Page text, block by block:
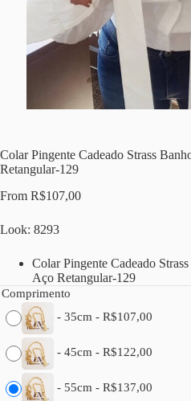
Colar Pingente Cadeado Strass
Retangular-129
From R$107,00
Look: 8293
Colar Pingente Cadeado
Aço Retangular-129
Comprimento
- 35cm - R$107,00
- 45cm - R$122,00
- 55cm - R$137,00